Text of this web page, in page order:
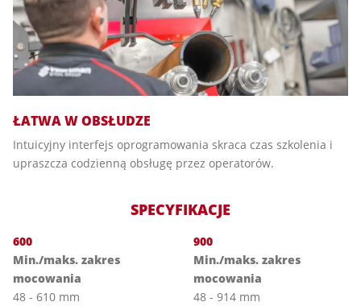
ŁATWA W OBSŁUDZE
Intuicyjny interfejs oprogramowania skraca czas szkolenia i
upraszcza codzienną obsługę przez operatorów.
SPECYFIKACJE
600
Min./maks. zakres
mocowania
48 - 610 mm
900
Min./maks. zakres
mocowania
48 - 914 mm